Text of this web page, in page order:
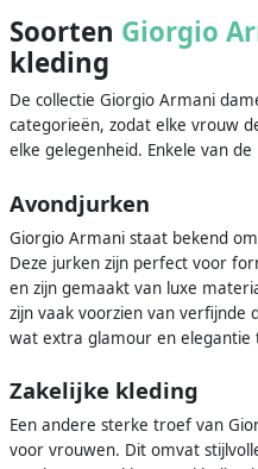
Soorten Giorgio
kleding
De collectie Giorgio Armani
categorieën, zodat elke vrouw
elke gelegenheid. Enkele van
Avondjurken
Giorgio Armani staat bekend
Deze jurken zijn perfect voor
en zijn gemaakt van luxe
zijn vaak voorzien van verfijnde
wat extra glamour en elegantie
Zakelijke kleding
Een andere sterke troef van
voor vrouwen. Dit omvat